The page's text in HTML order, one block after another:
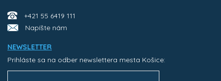
+421 55 6419 111
Napíšte nám
NEWSLETTER
Prihláste sa na odber newslettera mesta Košice: